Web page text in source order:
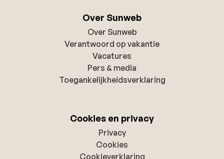
Over Sunweb
Over Sunweb
Verantwoord op vakantie
Vacatures
Pers & media
Toegankelijkheidsverklaring
Cookies en privacy
Privacy
Cookies
Cookieverklaring